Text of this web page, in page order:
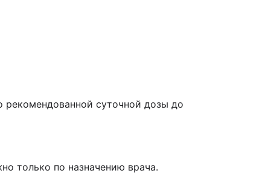
суточной дозы до
только по назначению врача.